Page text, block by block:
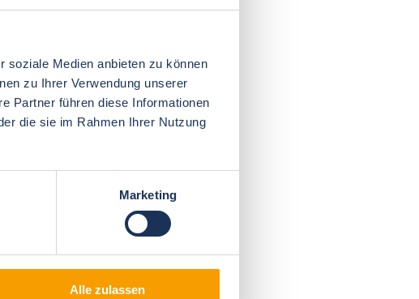
soziale Medien anbieten zu können
zu Ihrer Verwendung unserer
Partner führen diese Informationen
die sie im Rahmen Ihrer Nutzung
Marketing
Alle zulassen